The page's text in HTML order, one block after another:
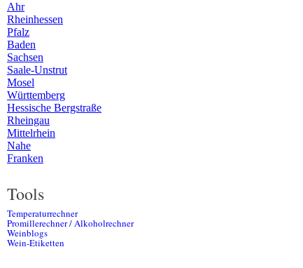
Ahr
Rheinhessen
Pfalz
Baden
Sachsen
Saale-Unstrut
Mosel
Württemberg
Hessische Bergstraße
Rheingau
Mittelrhein
Nahe
Franken
Tools
Temperaturrechner
Promillerechner / Alkoholrechner
Weinblogs
Wein-Etiketten